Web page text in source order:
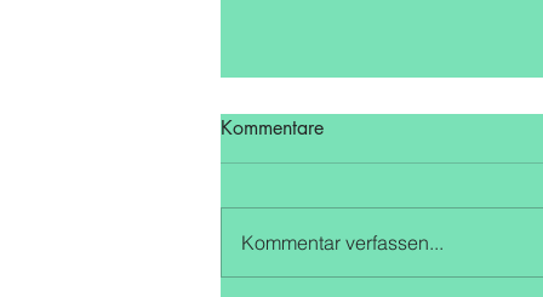
Kommentare
Kommentar verfassen...